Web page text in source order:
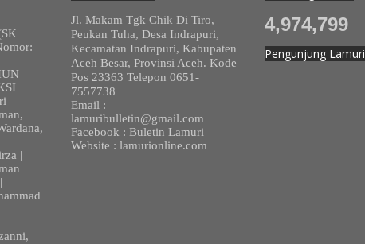
|
Jl. Makam Tgk Chik Di Tiro,
Peukan Tuha, Desa Indrapuri,
Kecamatan Indrapuri, Kabupaten
Aceh Besar, Provinsi Aceh. Kode
Pos 23363 Telepon 0651-
7557738
Email :
lamuribulletin@gmail.com
Facebook : Buletin Lamuri
Website : lamurionline.com
4,974,799
Pengunjung Lamuri